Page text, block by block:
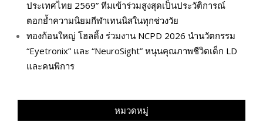
ประเทศไทย 2569” ทีมเข้าร่วมสูงสุดเป็นประวัติการณ์
ตอกย้ำความนิยมกีฬาเทนนิสในทุกช่วงวัย
ทองก้อนใหญ่ โฮลดิ้ง ร่วมงาน NCPD 2026 นำนวัตกรรม
“Eyetronix” และ “NeuroSight” หนุนคุณภาพชีวิตเด็ก LD
และคนพิการ
หมวดหมู่